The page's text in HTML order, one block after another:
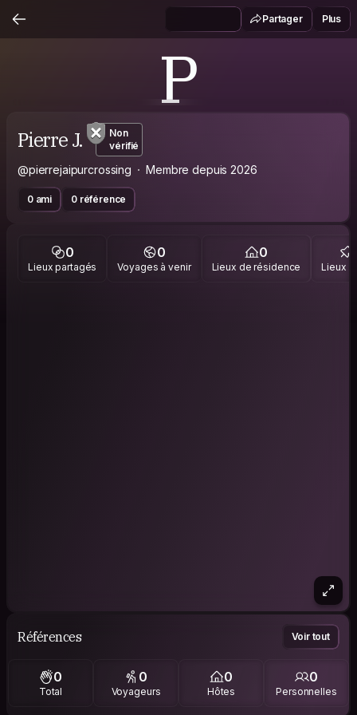
Partager Plus
P
Pierre J.
Non
vérifié
@pierrejaipurcrossing Membre depuis 2026
0 ami 0 référence
0
Lieux partagés
0
Voyages à venir
0
Lieux de résidence Lieux
Références Voir tout
0
Total
0
Voyageurs
0
Hôtes
0
Personnelles